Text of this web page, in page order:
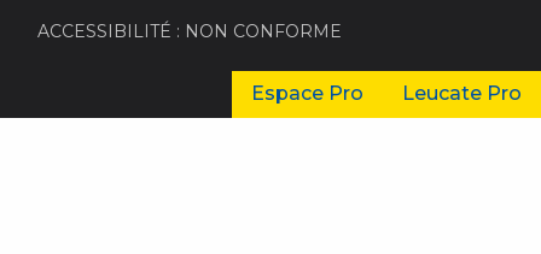
ACCESSIBILITÉ : NON CONFORME
Espace Pro Leucate Pro